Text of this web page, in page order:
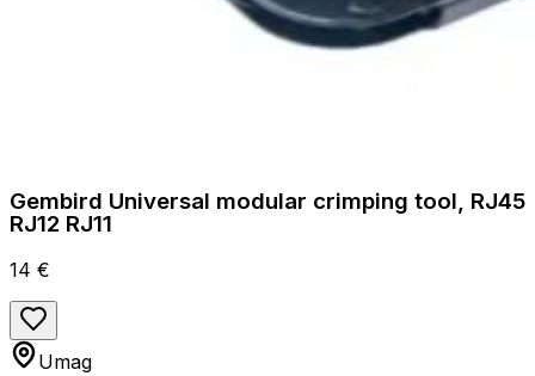
Gembird Universal modular crimping tool, RJ45
RJ12 RJ11
14 €
Umag